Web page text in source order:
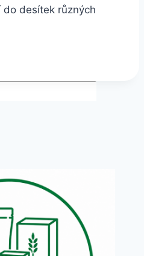
desítek různých